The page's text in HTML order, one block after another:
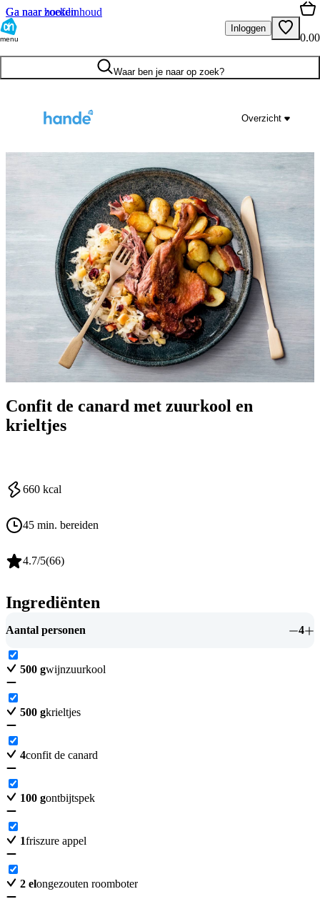
Ga naar hoofdinhoud
Ga naar zoeken
menu
Inloggen
0.00
Waar ben je naar op zoek?
Overzicht
Confit de canard met zuurkool en
krieltjes
660 kcal
45 min. bereiden
4.7/5(66)
Ingrediënten
Aantal personen 4
500 gwijnzuurkool
500 gkrieltjes
4confit de canard
100 gontbijtspek
1friszure appel
2 elongezouten roomboter